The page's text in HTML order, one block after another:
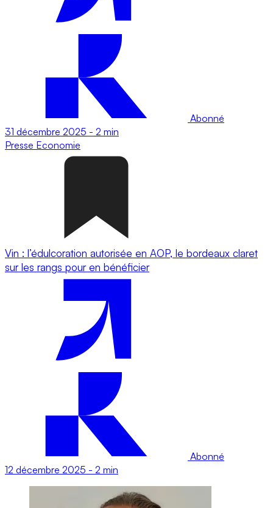
Abonné
31 décembre 2025 - 2 min
Presse Economie
Vin : l’édulcoration autorisée en AOP, le bordeaux claret
sur les rangs pour en bénéficier
Abonné
12 décembre 2025 - 2 min